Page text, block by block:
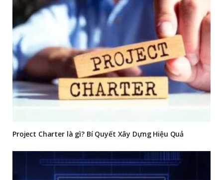
Project Charter là gì? Bí Quyết Xây Dựng Hiệu Quả